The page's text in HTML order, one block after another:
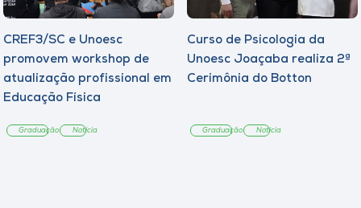
CREF3/SC e Unoesc
promovem workshop de
atualização profissional em
Educação Física
Graduação Notícia
Curso de Psicologia da
Unoesc Joaçaba realiza 2ª
Cerimônia do Botton
Graduação Notícia